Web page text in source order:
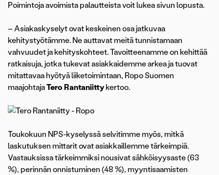
Poimintoja avoimista palautteista voit lukea sivun lopusta.
– Asiakaskyselyt ovat keskeinen osa jatkuvaa
kehitystyötämme. Ne auttavat meitä tunnistamaan
vahvuudet ja kehityskohteet. Tavoitteenamme on kehittää
ratkaisuja, jotka tukevat asiakkaidemme arkea ja tuovat
mitattavaa hyötyä liiketoimintaan, Ropo Suomen
maajohtajaTero Rantaniitty kertoo.
Toukokuun NPS-kyselyssä selvitimme myös, mitkä
laskutuksen mittarit ovat asiakkaillemme tärkeimpiä.
Vastauksissa tärkeimmiksi nousivat sähköisyysaste (63
%), perinnän onnistuminen (48 %), myyntisaamisten